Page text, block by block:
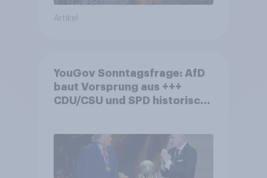
Artikel
YouGov Sonntagsfrage: AfD
baut Vorsprung aus +++
CDU/CSU und SPD historisch
Fußball-WM ohne Politik